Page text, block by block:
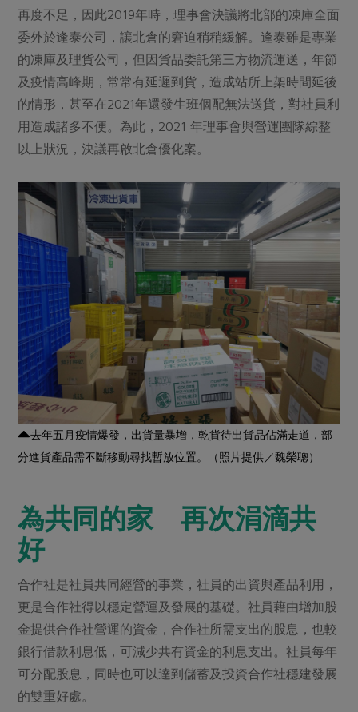
再度不足，因此2019年時，理事會決議將北部的凍庫全面
委外於逢泰公司，讓北倉的窘迫稍稍緩解。逢泰雖是專業
的凍庫及理貨公司，但因貨品委託第三方物流運送，年節
及疫情高峰期，常常有延遲到貨，造成站所上架時間延後
的情形，甚至在2021年還發生班個配無法送貨，對社員利
用造成諸多不便。為此，2021 年理事會與營運團隊綜整
以上狀況，決議再啟北倉優化案。
去年五月疫情爆發，出貨量暴增，乾貨待出貨品佔滿走道，部
分進貨產品需不斷移動尋找暫放位置。（照片提供／魏榮聰）
為共同的家 再次涓滴共
好
合作社是社員共同經營的事業，社員的出資與產品利用，
更是合作社得以穩定營運及發展的基礎。社員藉由增加股
金提供合作社營運的資金，合作社所需支出的股息，也較
銀行借款利息低，可減少共有資金的利息支出。社員每年
可分配股息，同時也可以達到儲蓄及投資合作社穩建發展
的雙重好處。